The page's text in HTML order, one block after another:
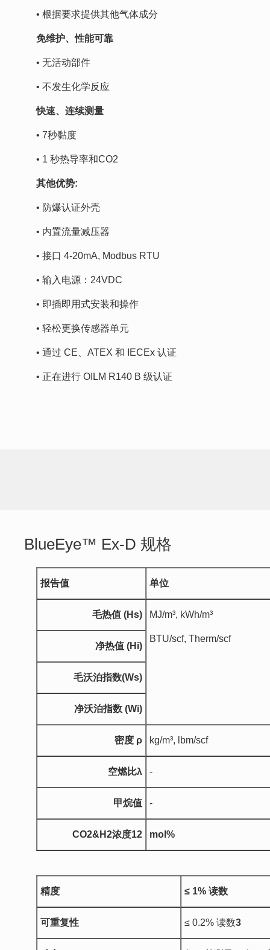
• 根据要求提供其他气体成分
免维护、性能可靠
• 无活动部件
• 不发生化学反应
快速、连续测量
• 7秒黏度
• 1 秒热导率和CO2
其他优势:
• 防爆认证外壳
• 内置流量减压器
• 接口 4-20mA, Modbus RTU
• 输入电源：24VDC
• 即插即用式安装和操作
• 轻松更换传感器单元
• 通过 CE、ATEX 和 IECEx 认证
• 正在进行 OILM R140 B 级认证
BlueEye™ Ex-D 规格
报告值 单位
毛热值 (Hs) MJ/m³, kWh/m³
BTU/scf, Therm/scf
净热值 (Hi)
毛沃泊指数(Ws)
净沃泊指数 (Wi)
密度 ρ kg/m³, lbm/scf
空燃比λ -
甲烷值 -
CO2& H2浓度12 mol%
精度 ≤ 1% 读数
可重复性 ≤ 0.2% 读数3